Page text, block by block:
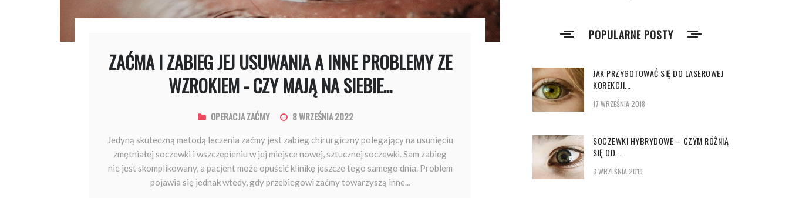
ZAĆMA I ZABIEG JEJ USUWANIA A INNE PROBLEMY ZE
WZROKIEM - CZY MAJĄ NA SIEBIE...
OPERACJA ZAĆMY 8 WRZEŚNIA 2022
​ Jedyną skuteczną metodą leczenia zaćmy jest zabieg chirurgiczny polegający na usunięciu
zmętniałej soczewki i wszczepieniu w jej miejsce nowej, sztucznej soczewki. Sam zabieg
nie jest skomplikowany, a pacjent może opuścić klinikę jeszcze tego samego dnia. Problem
pojawia się jednak wtedy, gdy przebiegowi zaćmy towarzyszą inne...
POPULARNE POSTY
JAK PRZYGOTOWAĆ SIĘ DO LASEROWEJ
KOREKCJI...
17 WRZEŚNIA 2018
SOCZEWKI HYBRYDOWE – CZYM RÓŻNIĄ
SIĘ OD...
3 WRZEŚNIA 2019